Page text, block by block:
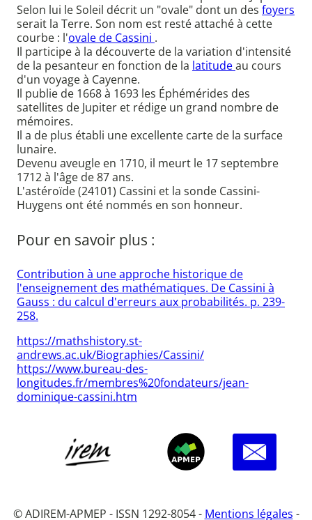
Selon lui le Soleil décrit un "ovale" dont un des foyers
serait la Terre. Son nom est resté attaché à cette
courbe : l'ovale de Cassini .
Il participe à la découverte de la variation d'intensité
de la pesanteur en fonction de la latitudeau cours
d'un voyage à Cayenne.
Il publie de 1668 à 1693 les Éphémérides des
satellites de Jupiter et rédige un grand nombre de
mémoires.
Il a de plus établi une excellente carte de la surface
lunaire.
Devenu aveugle en 1710, il meurt le 17 septembre
1712 à l'âge de 87 ans.
L'astéroïde (24101) Cassini et la sonde Cassini-
Huygens ont été nommés en son honneur.
Pour en savoir plus :
Contribution à une approche historique de
l'enseignement des mathématiques. De Cassini à
Gauss : du calcul d'erreurs aux probabilités. p. 239-
258.
https://mathshistory.st-
andrews.ac.uk/Biographies/Cassini/
https://www.bureau-des-
longitudes.fr/membres%20fondateurs/jean-
dominique-cassini.htm
© ADIREM-APMEP - ISSN 1292-8054 - Mentions légales -